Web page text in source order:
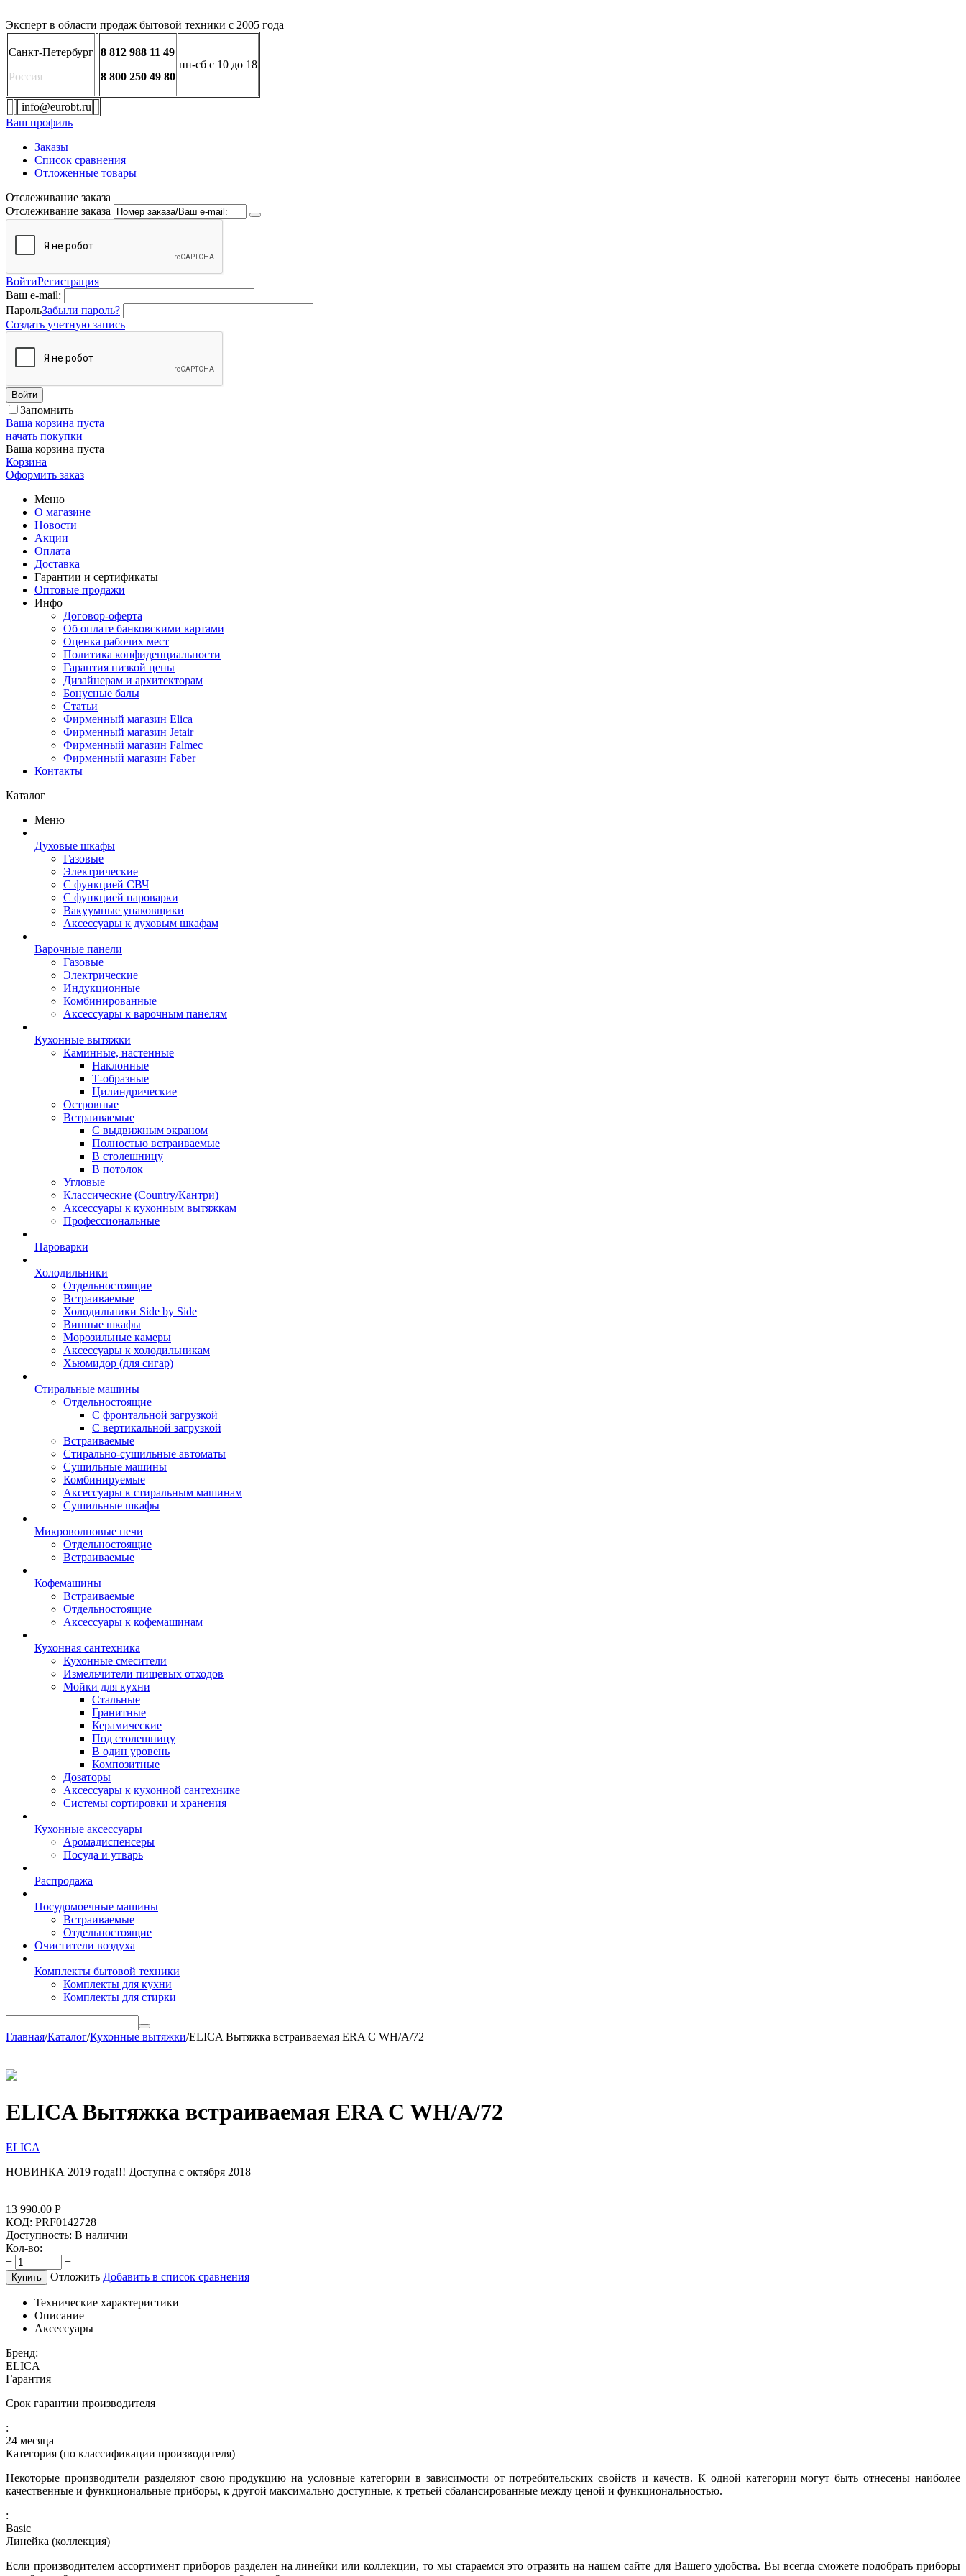
Эксперт в области продаж бытовой техники с 2005 года
Санкт-Петербург
Россия
8 812 988 11 49
8 800 250 49 80
пн-сб с 10 до 18
info@eurobt.ru
Ваш профиль
Заказы
Список сравнения
Отложенные товары
Отслеживание заказа
Отслеживание заказа
ВойтиРегистрация
Ваш e-mail:
ПарольЗабыли пароль?
Создать учетную запись
Войти
Запомнить
Ваша корзина пуста
начать покупки
Ваша корзина пуста
Корзина
Оформить заказ
Меню
О магазине
Новости
Акции
Оплата
Доставка
Гарантии и сертификаты
Оптовые продажи
Инфо
Договор-оферта
Об оплате банковскими картами
Оценка рабочих мест
Политика конфиденциальности
Гарантия низкой цены
Дизайнерам и архитекторам
Бонусные балы
Статьи
Фирменный магазин Elica
Фирменный магазин Jetair
Фирменный магазин Falmec
Фирменный магазин Faber
Контакты
Каталог
Меню
Духовые шкафы
Газовые
Электрические
С функцией СВЧ
С функцией пароварки
Вакуумные упаковщики
Аксессуары к духовым шкафам
Варочные панели
Газовые
Электрические
Индукционные
Комбинированные
Аксессуары к варочным панелям
Кухонные вытяжки
Каминные, настенные
Наклонные
Т-образные
Цилиндрические
Островные
Встраиваемые
С выдвижным экраном
Полностью встраиваемые
В столешницу
В потолок
Угловые
Классические (Country/Кантри)
Аксессуары к кухонным вытяжкам
Профессиональные
Пароварки
Холодильники
Отдельностоящие
Встраиваемые
Холодильники Side by Side
Винные шкафы
Морозильные камеры
Аксессуары к холодильникам
Хьюмидор (для сигар)
Стиральные машины
Отдельностоящие
С фронтальной загрузкой
С вертикальной загрузкой
Встраиваемые
Стирально-сушильные автоматы
Сушильные машины
Комбинируемые
Аксессуары к стиральным машинам
Сушильные шкафы
Микроволновые печи
Отдельностоящие
Встраиваемые
Кофемашины
Встраиваемые
Отдельностоящие
Аксессуары к кофемашинам
Кухонная сантехника
Кухонные смесители
Измельчители пищевых отходов
Мойки для кухни
Стальные
Гранитные
Керамические
Под столешницу
В один уровень
Композитные
Дозаторы
Аксессуары к кухонной сантехнике
Системы сортировки и хранения
Кухонные аксессуары
Аромадиспенсеры
Посуда и утварь
Распродажа
Посудомоечные машины
Встраиваемые
Отдельностоящие
Очистители воздуха
Комплекты бытовой техники
Комплекты для кухни
Комплекты для стирки
Главная/Каталог/Кухонные вытяжки/ELICA Вытяжка встраиваемая ERA C WH/A/72
ELICA Вытяжка встраиваемая ERA C WH/A/72
ELICA
НОВИНКА 2019 года!!! Доступна с октября 2018
13 990.00 Р
КОД: PRF0142728
Доступность: В наличии
Кол-во:
+
−
Купить Отложить Добавить в список сравнения
Технические характеристики
Описание
Аксессуары
Бренд:
ELICA
Гарантия
Срок гарантии производителя
:
24 месяца
Категория (по классификации производителя)
Некоторые производители разделяют свою продукцию на условные категории в зависимости от потребительских свойств и качеств. К одной категории могут быть отнесены наиболее
качественные и функциональные приборы, к другой максимально доступные, к третьей сбалансированные между ценой и функциональностью.
:
Basic
Линейка (коллекция)
Если производителем ассортимент приборов разделен на линейки или коллекции, то мы стараемся это отразить на нашем сайте для Вашего удобства. Вы всегда сможете подобрать приборы